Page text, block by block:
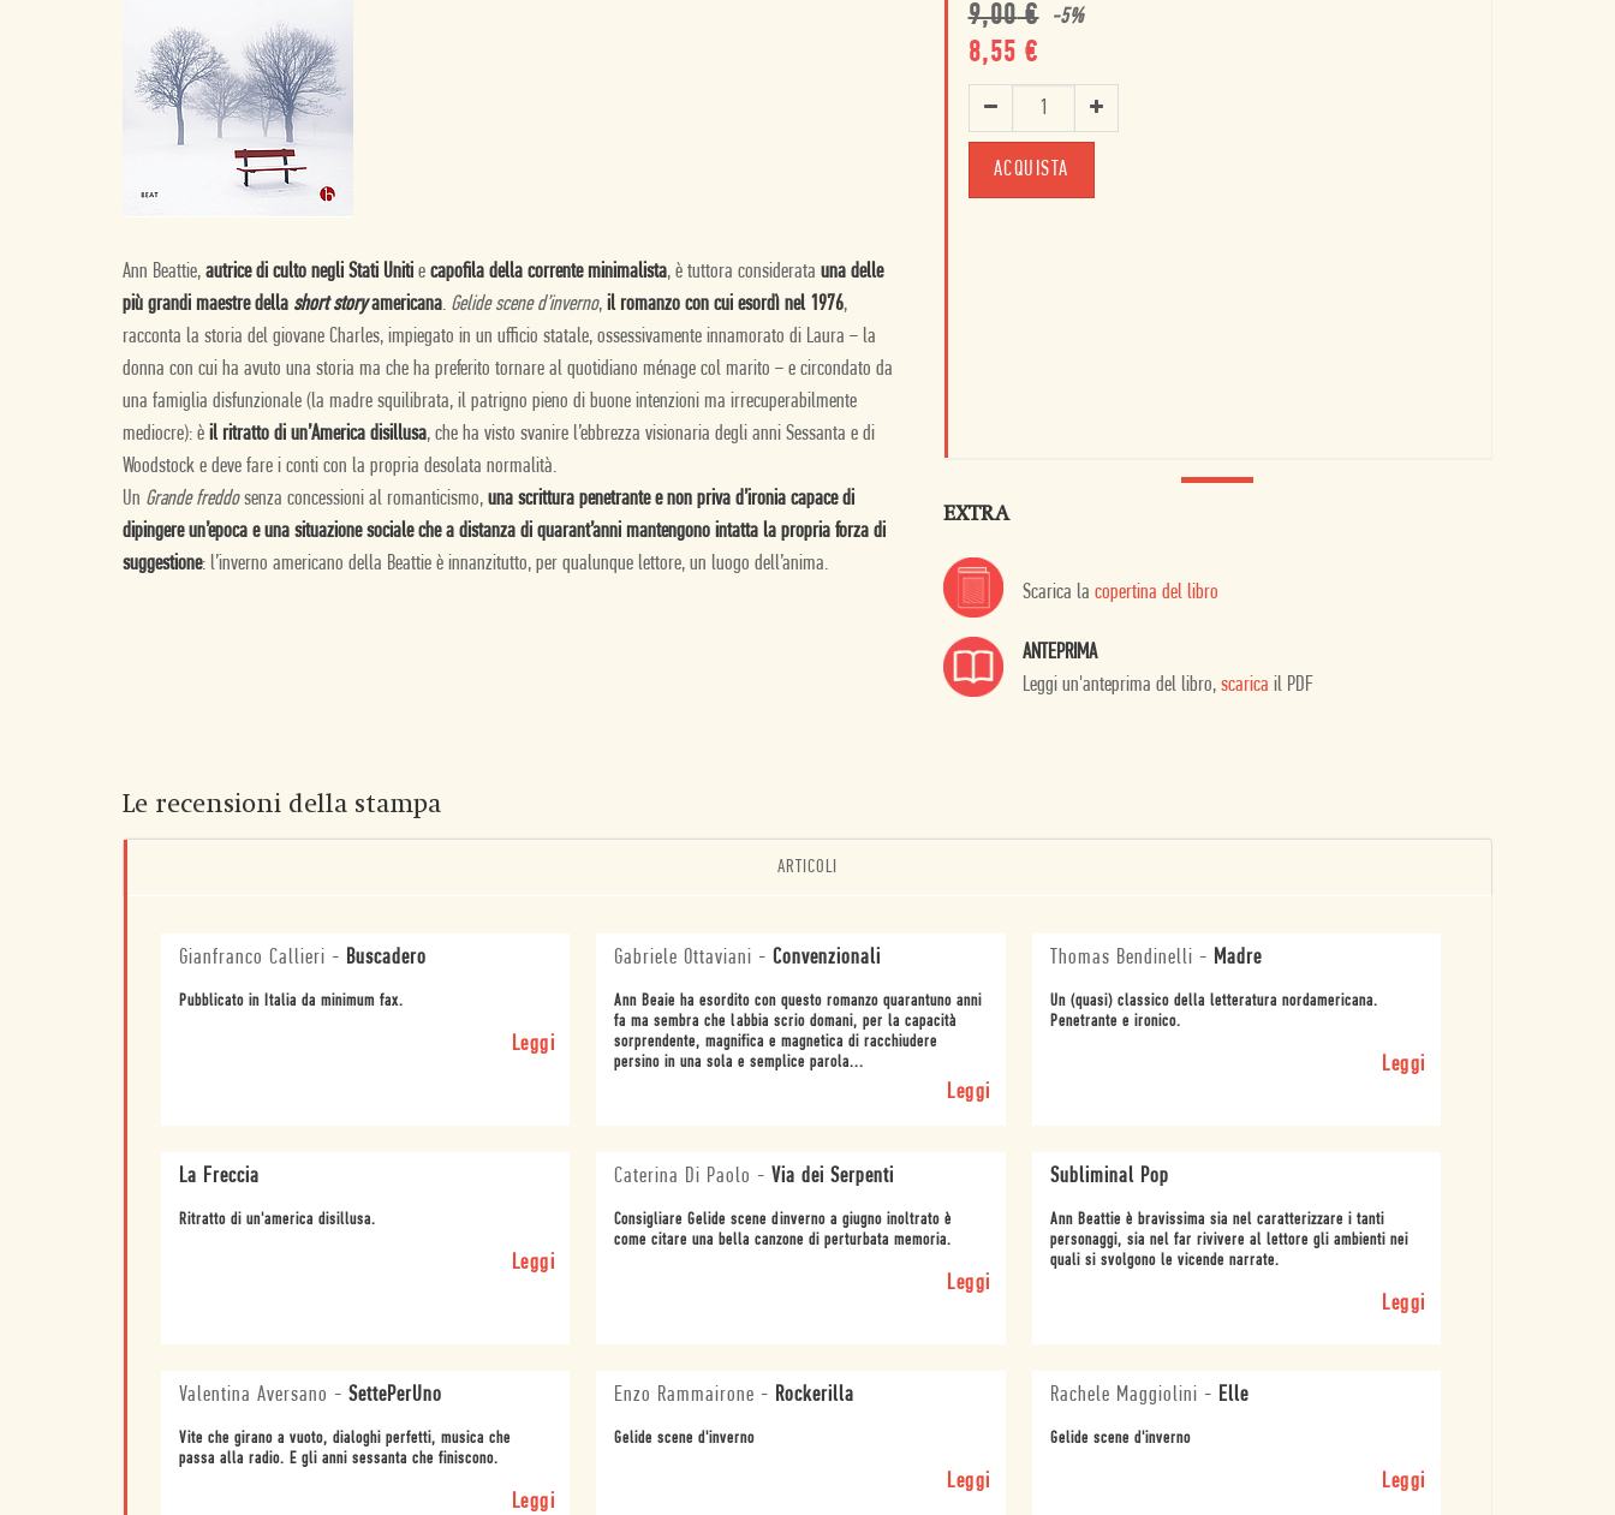
Ann Beattie, autrice di culto negli Stati Uniti e capofila della corrente minimalista, è tuttora considerata una delle
più grandi maestre della short storyamericana. Gelide scene d’inverno, il romanzo con cui esordì nel 1976,
racconta la storia del giovane Charles, impiegato in un ufficio statale, ossessivamente innamorato di Laura − la
donna con cui ha avuto una storia ma che ha preferito tornare al quotidiano ménage col marito − e circondato da
una famiglia disfunzionale (la madre squilibrata, il patrigno pieno di buone intenzioni ma irrecuperabilmente
mediocre): è il ritratto di un’America disillusa, che ha visto svanire l’ebbrezza visionaria degli anni Sessanta e di
Woodstock e deve fare i conti con la propria desolata normalità.
Un Grande freddosenza concessioni al romanticismo, una scrittura penetrante e non priva d’ironia capace di
dipingere un’epoca e una situazione sociale che a distanza di quarant’anni mantengono intatta la propria forza di
suggestione: l’inverno americano della Beattie è innanzitutto, per qualunque lettore, un luogo dell’anima.
9,00€ -5%
8,55 €
ACQUISTA
EXTRA
Scarica la copertina del libro
ANTEPRIMA
Leggi un'anteprima del libro, scarica il PDF
Le recensioni della stampa
ARTICOLI
Gianfranco Callieri - Buscadero
Pubblicato in Italia da minimum fax.
Leggi
Gabriele Ottaviani -Convenzionali
Ann Beaie ha esordito con questo romanzo quarantuno anni
fa ma sembra che labbia scrio domani, per la capacità
sorprendente, magnifica e magnetica di racchiudere
persino in una sola e semplice parola...
Leggi
Thomas Bendinelli - Madre
Un (quasi) classico della letteratura nordamericana.
Penetrante e ironico.
Leggi
La Freccia
Ritratto di un'america disillusa.
Leggi
Caterina Di Paolo -Via dei Serpenti
Consigliare Gelide scene dinverno a giugno inoltrato è
come citare una bella canzone di perturbata memoria.
Leggi
Subliminal Pop
Ann Beattie è bravissima sia nel caratterizzare i tanti
personaggi, sia nel far rivivere al lettore gli ambienti nei
quali si svolgono le vicende narrate.
Leggi
Valentina Aversano - SettePerUno
Vite che girano a vuoto, dialoghi perfetti, musica che
passa alla radio. E gli anni sessanta che finiscono.
Leggi
Enzo Rammairone - Rockerilla
Gelide scene d'inverno
Leggi
Rachele Maggiolini - Elle
Gelide scene d'inverno
Leggi